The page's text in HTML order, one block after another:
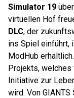
Simulator 19
virtuellen Hof
DLC, der
ins Spiel einführt,
ModHub
Projekts, welches
Initiative zur
wird. Von